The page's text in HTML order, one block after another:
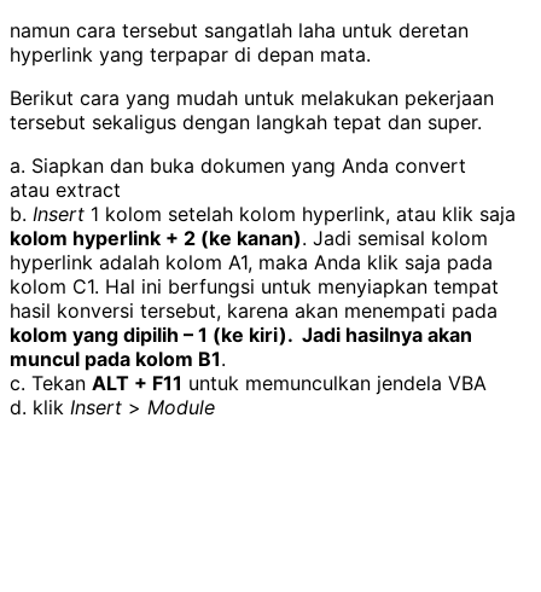
namun cara tersebut sangatlah laha untuk deretan
hyperlink yang terpapar di depan mata.
Berikut cara yang mudah untuk melakukan pekerjaan
tersebut sekaligus dengan langkah tepat dan super.
a. Siapkan dan buka dokumen yang Anda convert
atau extract
b. Insert 1 kolom setelah kolom hyperlink, atau klik saja
kolom hyperlink + 2 (ke kanan). Jadi semisal kolom
hyperlink adalah kolom A1, maka Anda klik saja pada
kolom C1. Hal ini berfungsi untuk menyiapkan tempat
hasil konversi tersebut, karena akan menempati pada
kolom yang dipilih – 1 (ke kiri). Jadi hasilnya akan
muncul pada kolom B1.
c. Tekan ALT + F11 untuk memunculkan jendela VBA
d. klik Insert > Module